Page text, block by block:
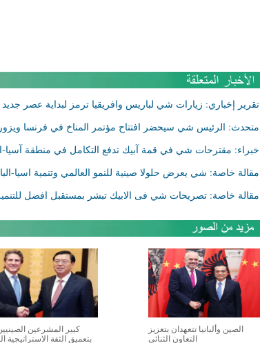
تقرير إخباري: زيارات شي لباريس وافريقيا ترمز لبداية عصر
متحدث: الرئيس شي سيحضر افتتاح مؤتمر المناخ في فرنسا ويزور
خبراء: مقترحات شي في قمة آبيك تدفع التكامل في منطقة آسيا-
مقالة خاصة: شي يعرض حلولا صينية للنمو العالمي وتنمية اسيا-
مقالة خاصة: تصريحات شي فى الابيك تبشر بمستقبل افضل للتنمية
الصين وألبانيا تتعهدان بتعزيز
التعاون الثنائي
كبير المشرعين
بتعميق الثقة الاستراتيجية